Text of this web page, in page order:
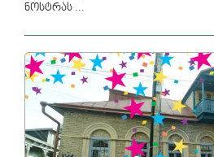
ნოსტრას ...